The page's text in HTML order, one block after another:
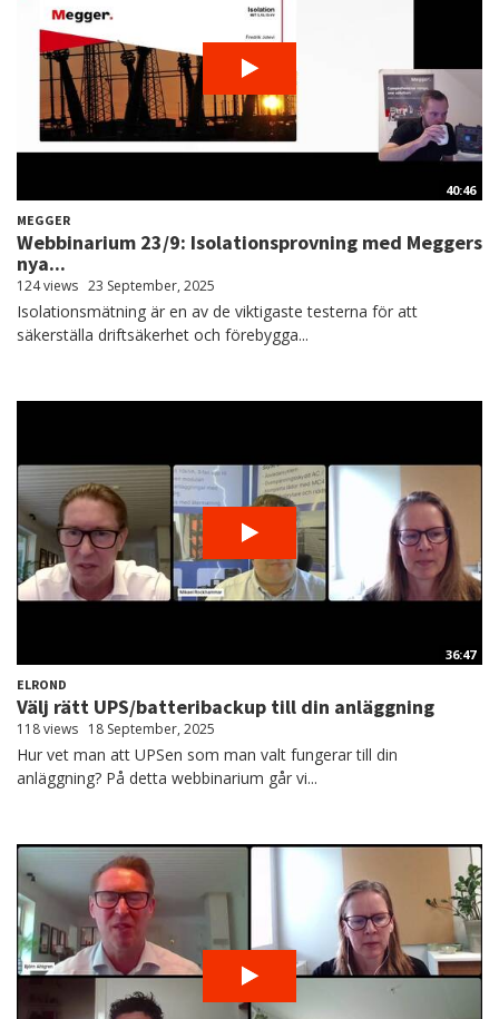
40:46
MEGGER
Webbinarium 23/9: Isolationsprovning med Meggers
nya...
124 views 23 September, 2025
Isolationsmätning är en av de viktigaste testerna för att
säkerställa driftsäkerhet och förebygga...
36:47
ELROND
Välj rätt UPS/batteribackup till din anläggning
118 views 18 September, 2025
Hur vet man att UPSen som man valt fungerar till din
anläggning? På detta webbinarium går vi...